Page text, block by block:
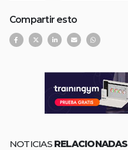
Compartir esto
NOTICIAS RELACIONADAS